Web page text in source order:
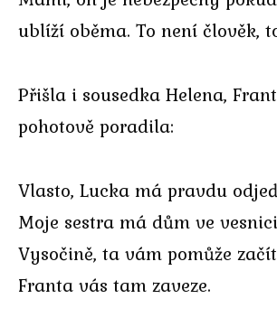
ublíží oběma. To není člověk,
Přišla i sousedka Helena,
pohotově poradila:
Vlasto, Lucka má pravdu
Moje sestra má dům ve
Vysočině, ta vám pomůže
Franta vás tam zaveze.